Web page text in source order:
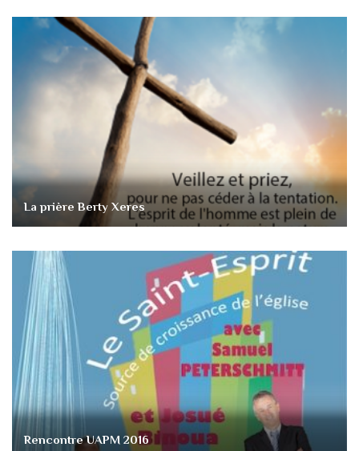
La prière Berty Xeres
Rencontre UAPM 2016